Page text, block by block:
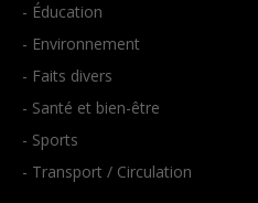
- Éducation
- Environnement
- Faits divers
- Santé et bien-être
- Sports
- Transport / Circulation